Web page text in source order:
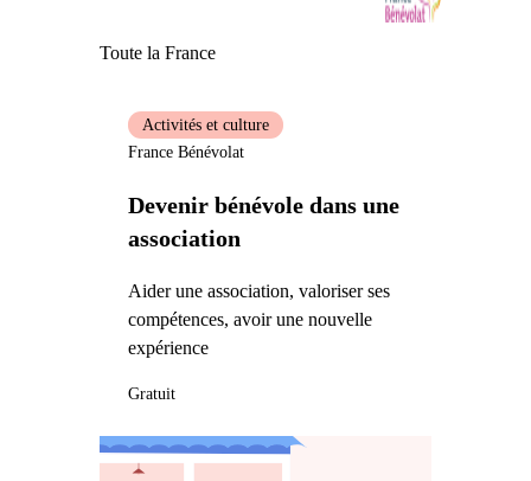
Toute la France
Devenir bénévole dans une
association
Aider une association, valoriser ses
compétences, avoir une nouvelle
expérience
Activités et culture
France Bénévolat
Gratuit